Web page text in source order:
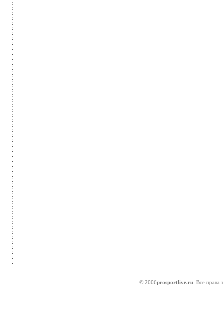
© 2006prosportlive.ru . Все